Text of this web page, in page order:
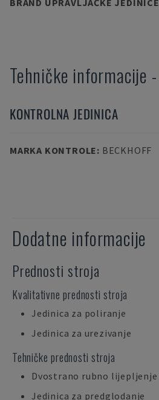
BRAND UPRAVLJAČKE JEDINICE
Tehničke informacije -
KONTROLNA JEDINICA
MARKA KONTROLE: BECKHOFF
Dodatne informacije
Prednosti stroja
Kvalitativne prednosti stroja
Jedinica za poliranje
Jedinica za urezivanje
Tehničke prednosti stroja
Dvostrano rubno lijepljenje
Jedinica za predglodanje